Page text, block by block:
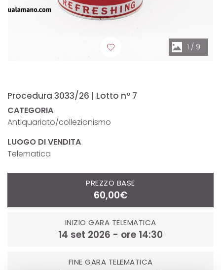
1 / 9
Procedura 3033/26 | Lotto n° 7
CATEGORIA
Antiquariato/collezionismo
LUOGO DI VENDITA
Telematica
PREZZO BASE
60,00€
INIZIO GARA TELEMATICA
14 set 2026 - ore 14:30
FINE GARA TELEMATICA